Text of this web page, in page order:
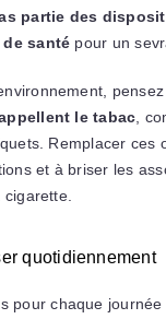
partie des
santé pour un
pensez
le tabac ,
Remplacer ces
et à briser les
quotidiennement
pour chaque